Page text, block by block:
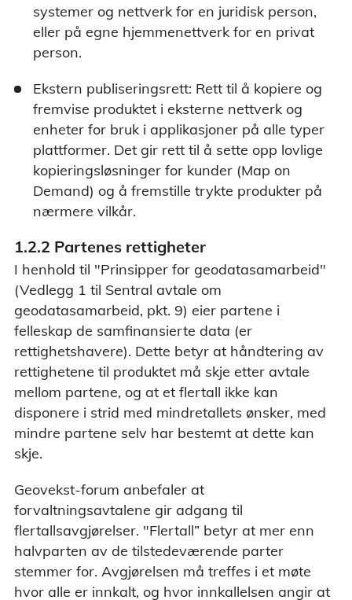
systemer og nettverk for en juridisk person,
eller på egne hjemmenettverk for en privat
person.
Ekstern publiseringsrett: Rett til å kopiere og
fremvise produktet i eksterne nettverk og
enheter for bruk i applikasjoner på alle typer
plattformer. Det gir rett til å sette opp lovlige
kopieringsløsninger for kunder (Map on
Demand) og å fremstille trykte produkter på
nærmere vilkår.
1.2.2 Partenes rettigheter
I henhold til "Prinsipper for geodatasamarbeid"
(Vedlegg 1 til Sentral avtale om
geodatasamarbeid, pkt. 9) eier partene i
felleskap de samfinansierte data (er
rettighetshavere). Dette betyr at håndtering av
rettighetene til produktet må skje etter avtale
mellom partene, og at et flertall ikke kan
disponere i strid med mindretallets ønsker, med
mindre partene selv har bestemt at dette kan
skje.
Geovekst-forum anbefaler at
forvaltningsavtalene gir adgang til
flertallsavgjørelser. "Flertall” betyr at mer enn
halvparten av de tilstedeværende parter
stemmer for. Avgjørelsen må treffes i et møte
hvor alle er innkalt, og hvor innkallelsen angir at